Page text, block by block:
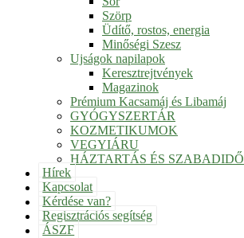
Szörp
Üdítő, rostos, energia
Minőségi Szesz
Ujságok napilapok
Keresztrejtvények
Magazinok
Prémium Kacsamáj és Libamáj
GYÓGYSZERTÁR
KOZMETIKUMOK
VEGYIÁRU
HÁZTARTÁS ÉS SZABADIDŐ
Hírek
Kapcsolat
Kérdése van?
Regisztrációs segítség
ÁSZF